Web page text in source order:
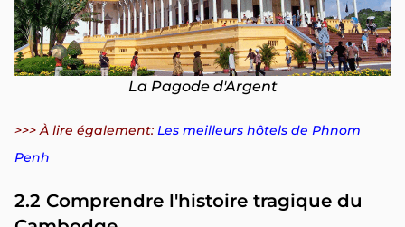
La Pagode d'Argent
>>> À lire également: Les meilleurs hôtels de Phnom
Penh
2.2 Comprendre l'histoire tragique du